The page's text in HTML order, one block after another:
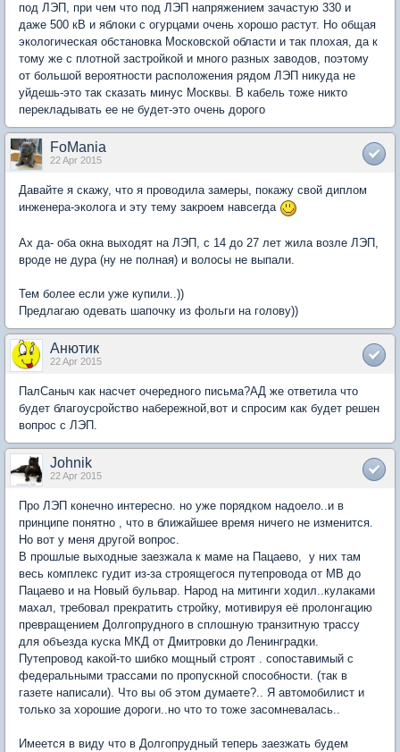
под ЛЭП, при чем что под ЛЭП напряжением зачастую 330 и
даже 500 кВ и яблоки с огурцами очень хорошо растут. Но общая
экологическая обстановка Московской области и так плохая, да к
тому же с плотной застройкой и много разных заводов, поэтому
от большой вероятности расположения рядом ЛЭП никуда не
уйдешь-это так сказать минус Москвы. В кабель тоже никто
перекладывать ее не будет-это очень дорого
FoMania
22 Apr 2015
Давайте я скажу, что я проводила замеры, покажу свой диплом
инженера-эколога и эту тему закроем навсегда
Ах да- оба окна выходят на ЛЭП, с 14 до 27 лет жила возле ЛЭП,
вроде не дура (ну не полная) и волосы не выпали.
Тем более если уже купили..))
Предлагаю одевать шапочку из фольги на голову))
Анютик
22 Apr 2015
ПалСаныч как насчет очередного письма?АД же ответила что
будет благоусройство набережной,вот и спросим как будет решен
вопрос с ЛЭП.
Johnik
22 Apr 2015
Про ЛЭП конечно интересно. но уже порядком надоело..и в
принципе понятно , что в ближайшее время ничего не изменится.
Но вот у меня другой вопрос.
В прошлые выходные заезжала к маме на Пацаево, у них там
весь комплекс гудит из-за строящегося путепровода от МВ до
Пацаево и на Новый бульвар. Народ на митинги ходил..кулаками
махал, требовал прекратить стройку, мотивируя её пролонгацию
превращением Долгопрудного в сплошную транзитную трассу
для объезда куска МКД от Дмитровки до Ленинградки.
Путепровод какой-то шибко мощный строят . сопоставимый с
федеральными трассами по пропускной способности. (так в
газете написали). Что вы об этом думаете?.. Я автомобилист и
только за хорошие дороги..но что то тоже засомневалась..
Имеется в виду что в Долгопрудный теперь заезжать будем